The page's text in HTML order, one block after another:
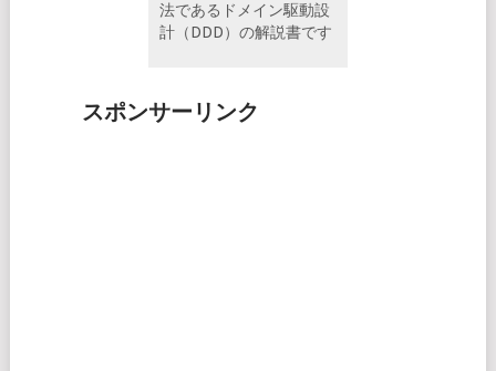
法であるドメイン駆動設
計（DDD）の解説書です
スポンサーリンク